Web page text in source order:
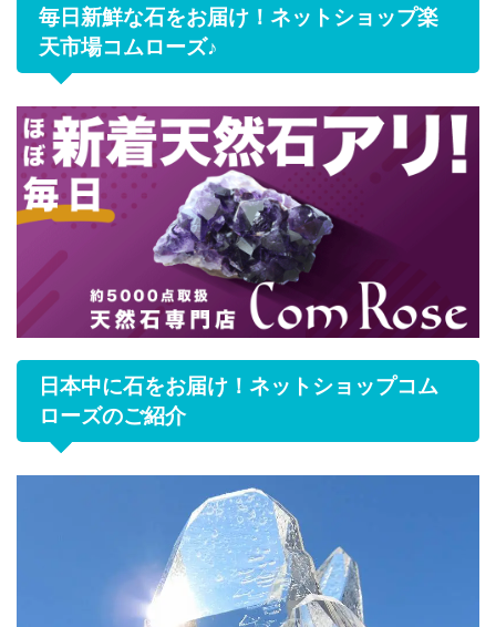
毎日新鮮な石をお届け！ネットショップ楽
天市場コムローズ♪
日本中に石をお届け！ネットショップコム
ローズのご紹介